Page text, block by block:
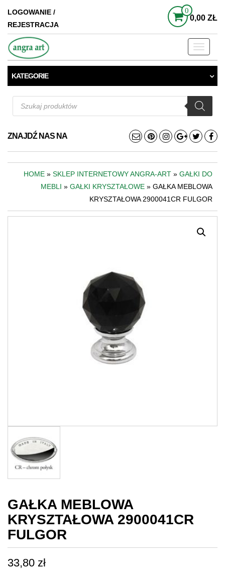
LOGOWANIE /
REJESTRACJA
0
0,00 ZŁ
Toggle
KATEGORIE
Wyszukiwarka
produktów
ZNAJDŹ NAS NA
HOME » SKLEP INTERNETOWY ANGRA-ART » GAŁKI DO
MEBLI » GAŁKI KRYSZTAŁOWE » GAŁKA MEBLOWA
KRYSZTAŁOWA 2900041CR FULGOR
GAŁKA MEBLOWA
KRYSZTAŁOWA 2900041CR
FULGOR
33,80 zł